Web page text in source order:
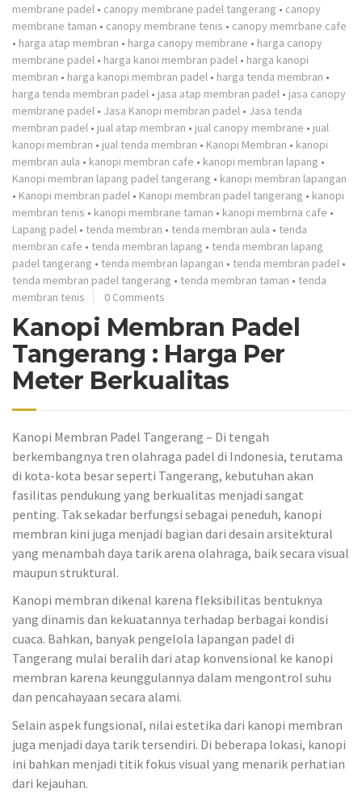
membrane padel • canopy membrane padel tangerang • canopy
membrane taman • canopy membrane tenis • canopy memrbane cafe
• harga atap membran • harga canopy membrane • harga canopy
membrane padel • harga kanoi membran padel • harga kanopi
membran • harga kanopi membran padel • harga tenda membran •
harga tenda membran padel • jasa atap membran padel • jasa canopy
membrane padel • Jasa Kanopi membran padel • Jasa tenda
membran padel • jual atap membran • jual canopy membrane • jual
kanopi membran • jual tenda membran • Kanopi Membran • kanopi
membran aula • kanopi membran cafe • kanopi membran lapang •
Kanopi membran lapang padel tangerang • kanopi membran lapangan
• Kanopi membran padel • Kanopi membran padel tangerang • kanopi
membran tenis • kanopi membrane taman • kanopi membrna cafe •
Lapang padel • tenda membran • tenda membran aula • tenda
membran cafe • tenda membran lapang • tenda membran lapang
padel tangerang • tenda membran lapangan • tenda membran padel •
tenda membran padel tangerang • tenda membran taman • tenda
membran tenis
0 Comments
Kanopi Membran Padel
Tangerang : Harga Per
Meter Berkualitas
Kanopi Membran Padel Tangerang – Di tengah
berkembangnya tren olahraga padel di Indonesia, terutama
di kota-kota besar seperti Tangerang, kebutuhan akan
fasilitas pendukung yang berkualitas menjadi sangat
penting. Tak sekadar berfungsi sebagai peneduh, kanopi
membran kini juga menjadi bagian dari desain arsitektural
yang menambah daya tarik arena olahraga, baik secara visual
maupun struktural.
Kanopi membran dikenal karena fleksibilitas bentuknya
yang dinamis dan kekuatannya terhadap berbagai kondisi
cuaca. Bahkan, banyak pengelola lapangan padel di
Tangerang mulai beralih dari atap konvensional ke kanopi
membran karena keunggulannya dalam mengontrol suhu
dan pencahayaan secara alami.
Selain aspek fungsional, nilai estetika dari kanopi membran
juga menjadi daya tarik tersendiri. Di beberapa lokasi, kanopi
ini bahkan menjadi titik fokus visual yang menarik perhatian
dari kejauhan.